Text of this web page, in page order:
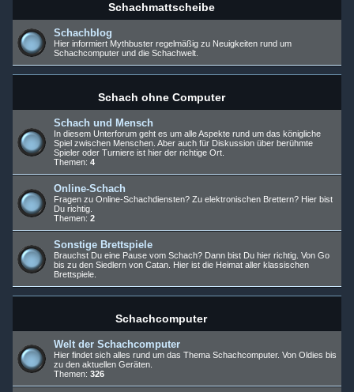
Schachmattscheibe
Schachblog
Hier informiert Mythbuster regelmäßig zu Neuigkeiten rund um
Schachcomputer und die Schachwelt.
Schach ohne Computer
Schach und Mensch
In diesem Unterforum geht es um alle Aspekte rund um das königliche
Spiel zwischen Menschen. Aber auch für Diskussion über berühmte
Spieler oder Turniere ist hier der richtige Ort.
Themen: 4
Online-Schach
Fragen zu Online-Schachdiensten? Zu elektronischen Brettern? Hier bist
Du richtig.
Themen: 2
Sonstige Brettspiele
Brauchst Du eine Pause vom Schach? Dann bist Du hier richtig. Von Go
bis zu den Siedlern von Catan. Hier ist die Heimat aller klassischen
Brettspiele.
Schachcomputer
Welt der Schachcomputer
Hier findet sich alles rund um das Thema Schachcomputer. Von Oldies bis
zu den aktuellen Geräten.
Themen: 326